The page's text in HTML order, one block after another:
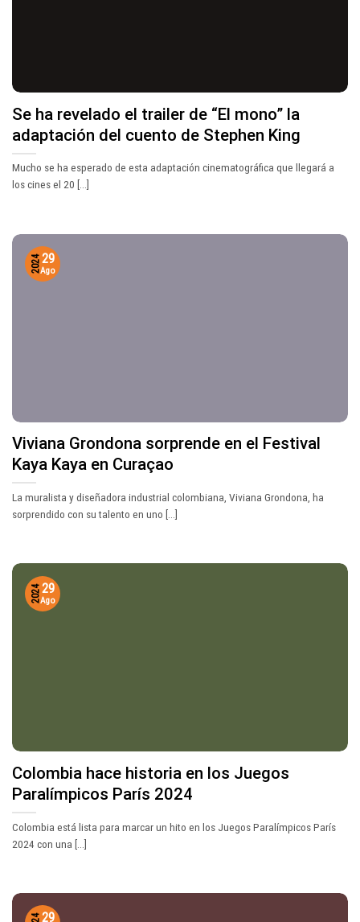
Se ha revelado el trailer de “El mono” la
adaptación del cuento de Stephen King
Mucho se ha esperado de esta adaptación cinematográfica que llegará a
los cines el 20 [...]
Viviana Grondona sorprende en el Festival
Kaya Kaya en Curaçao
La muralista y diseñadora industrial colombiana, Viviana Grondona, ha
sorprendido con su talento en uno [...]
29
Ago
2024
Colombia hace historia en los Juegos
Paralímpicos París 2024
Colombia está lista para marcar un hito en los Juegos Paralímpicos París
2024 con una [...]
29
Ago
2024
29